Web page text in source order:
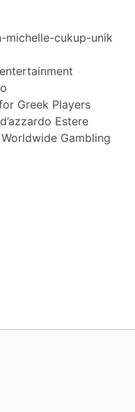
michelle-cukup-unik
Greek Players
Estere
Gambling